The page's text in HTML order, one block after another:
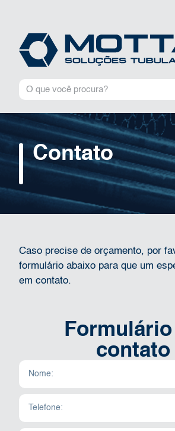
Contato
Caso precise de orçamento, por
formulário abaixo para que um
em contato.
contato